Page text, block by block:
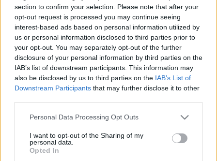
section to confirm your selection. Please note that after your
opt-out request is processed you may continue seeing
interest-based ads based on personal information utilized by
us or personal information disclosed to third parties prior to
your opt-out. You may separately opt-out of the further
disclosure of your personal information by third parties on the
IAB’s list of downstream participants. This information may
also be disclosed by us to third parties on the IAB’s List of
Downstream Participants that may further disclose it to other
Please note that this website/app uses one or more Google
not limited to your visit or usage behaviour. You may click to
grant or deny consent to Google and its third-party tags to
use your data for below specified purposes in below Google
Personal Data Processing Opt Outs
I want to opt-out of the Sharing of my
personal data.
Opted In
rendezett filmben sajnos sok új zene sincs: az első
negyedórában fel-felhangzó Make Some Noise
és a
stáblista alatt futó –Nas közreműködésével készült
és már 2009-ben kiadott –Too Many Rappers
aktuális albumverziója mellett csupánegyetlenúj
számból, aSay Itből hallhatunk részleteket.
A teljes félórásFight For Your Right Revisited kisfilm itt